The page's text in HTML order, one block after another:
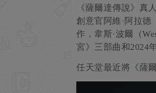
《薩爾達傳說》真
創意官阿維·阿拉德
作，韋斯·波爾（
宮》三部曲和2024
任天堂最近將《薩